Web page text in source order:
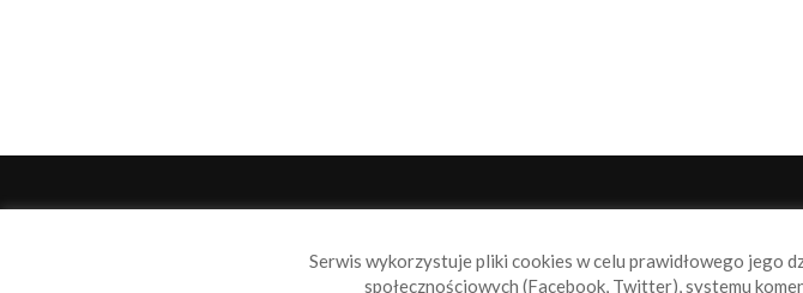
Sailbook.pl to miejsce dla wszystkich,
Serwis wykorzystuje pliki cookies w celu prawidłowego jego
społecznościowych (Facebook, Twitter), systemu